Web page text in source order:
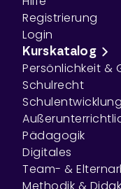
Registrierung
Login
Kurskatalog
Persönlichkeit &
Schulrecht
Pädagogik
Digitales
Team- &